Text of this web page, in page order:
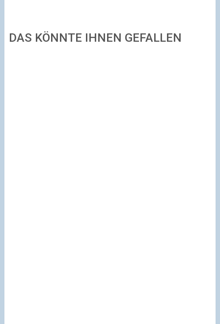
DAS KÖNNTE IHNEN GEFALLEN